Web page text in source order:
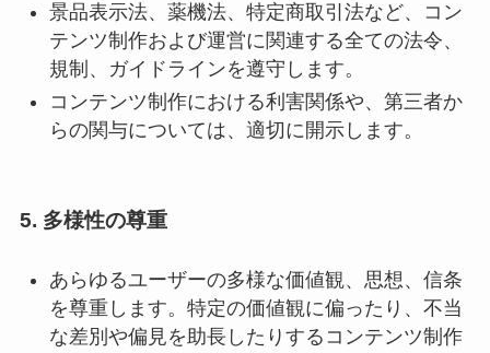
景品表示法、薬機法、特定商取引法など、コン
テンツ制作および運営に関連する全ての法令、
規制、ガイドラインを遵守します。
コンテンツ制作における利害関係や、第三者か
らの関与については、適切に開示します。
5. 多様性の尊重
あらゆるユーザーの多様な価値観、思想、信条
を尊重します。特定の価値観に偏ったり、不当
な差別や偏見を助長したりするコンテンツ制作